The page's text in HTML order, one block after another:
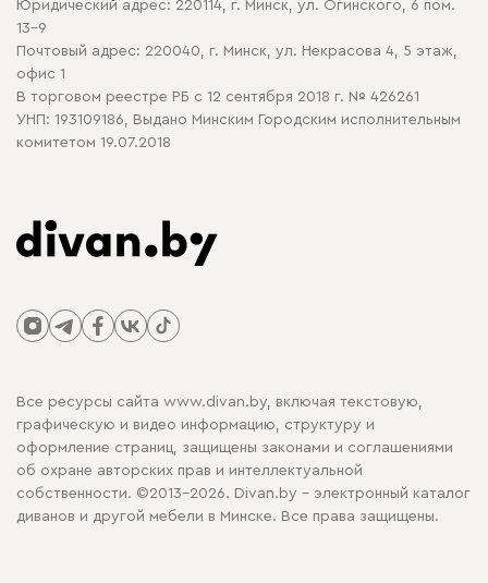
Политика в отношении обработки cookie
Юридический адрес: 220114, г. Минск, ул. Огинского, 6 пом.
13-9
Почтовый адрес: 220040, г. Минск, ул. Некрасова 4, 5 этаж,
офис 1
В торговом реестре РБ с 12 сентября 2018 г. № 426261
УНП: 193109186, Выдано Минским Городским исполнительным
комитетом 19.07.2018
Все ресурсы сайта www.divan.by, включая текстовую,
графическую и видео информацию, структуру и
оформление страниц, защищены законами и соглашениями
об охране авторских прав и интеллектуальной
собственности. ©2013-2026. Divan.by - электронный каталог
диванов и другой мебели в Минске. Все права защищены.